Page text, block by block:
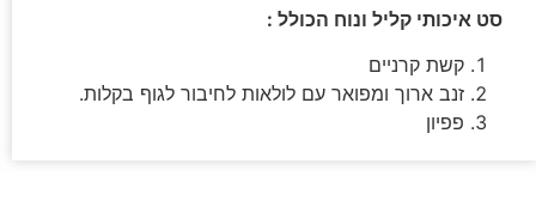
סט איכותי קליל ונוח הכולל :
קשת קרניים
זנב ארוך ומפואר עם לולאות לחיבור לגוף בקלות.
פפיון